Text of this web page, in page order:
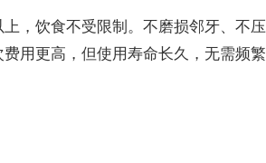
，饮食不受限制。不磨损邻牙、不压
用更高，但使用寿命长久，无需频繁